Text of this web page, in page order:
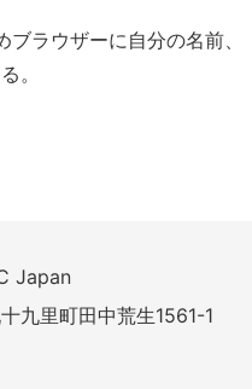
ラウザーに自分の名前、
。
Japan
九里町田中荒生1561-1